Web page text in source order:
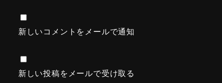
新しいコメントをメールで通知
新しい投稿をメールで受け取る